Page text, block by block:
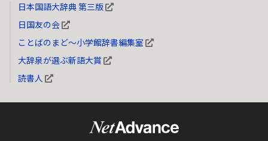
日本国語大辞典 第三版
日国友の会
ことばのまど～小学館辞書編集室
大辞泉が選ぶ新語大賞
読書人